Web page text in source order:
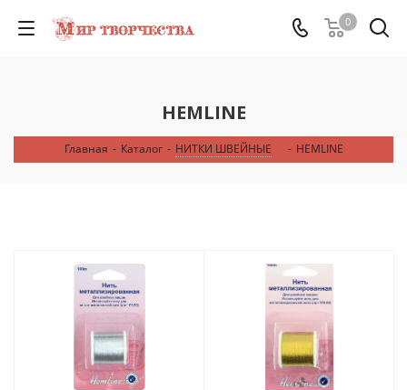
0
HEMLINE
Главная - Каталог - НИТКИ ШВЕЙНЫЕ - HEMLINE